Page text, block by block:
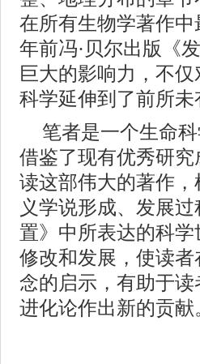
在所有生物学著作
年前冯·贝尔出版《
巨大的影响力，不
科学延伸到了前所
笔者是一个生命
借鉴了现有优秀研
读这部伟大的著作
义学说形成、发展
置》中所表达的科
修改和发展，使读
念的启示，有助于
进化论作出新的贡献